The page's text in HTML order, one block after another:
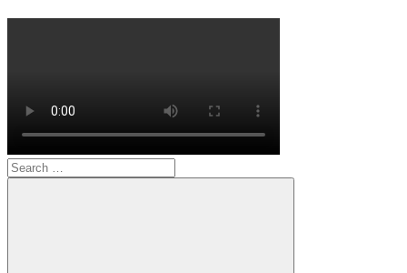
Search
for: